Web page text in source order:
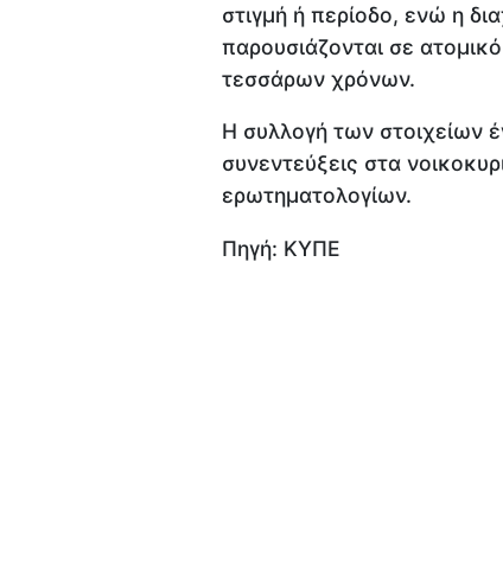
στιγμή ή περίοδο, ενώ η
παρουσιάζονται σε
τεσσάρων χρόνων.
Η συλλογή των στοιχείων
συνεντεύξεις στα
ερωτηματολογίων.
Πηγή: ΚΥΠΕ